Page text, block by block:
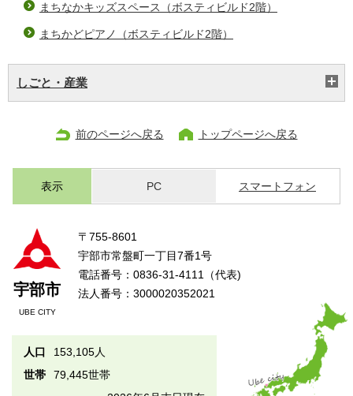
まちなかキッズスペース（ボスティビルド2階）
まちかどピアノ（ボスティビルド2階）
しごと・産業
前のページへ戻る トップページへ戻る
表示 PC スマートフォン
宇部市
UBE CITY
〒755-8601
宇部市常盤町一丁目7番1号
電話番号：0836-31-4111（代表)
法人番号：3000020352021
人口
153,105人
世帯
79,445世帯